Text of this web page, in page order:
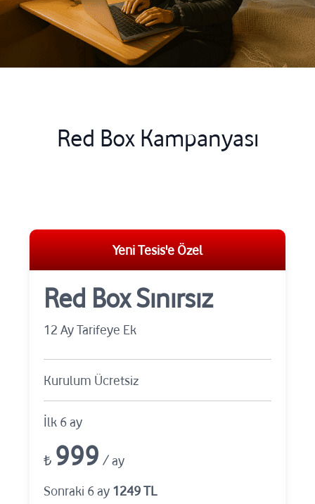
Red Box Kampanyası
Yeni Tesis'e Özel
Red Box Sınırsız
12 Ay Tarifeye Ek
Kurulum Ücretsiz
İlk 6 ay
₺ 999 / ay
Sonraki 6 ay 1249 TL